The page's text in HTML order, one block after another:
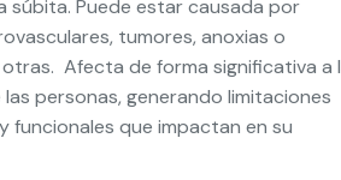
súbita. Puede estar causada por
tumores, anoxias o
Afecta de forma significativa a
personas, generando limitaciones
y funcionales que impactan en su